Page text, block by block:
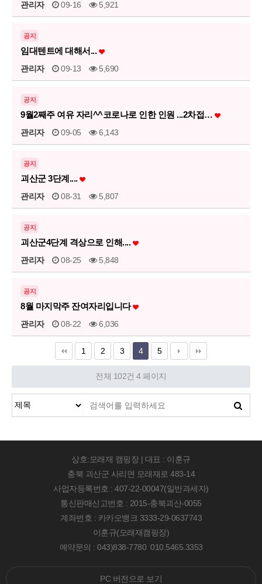
관리자 09-16 5,921
공지
임대텐트에 대해서...
관리자 09-13 5,690
공지
9월2째주 여유 자리^^코로나로 인한 인원 ...2차접…
관리자 09-05 6,143
공지
괴산군 3단계....
관리자 08-31 5,807
공지
괴산군4단계 격상으로 인해....
관리자 08-25 5,848
공지
8월 마지막주 잔여자리입니다
관리자 08-22 6,036
1 2 3 4 5
전체 102건 4 페이지
상호:모래재 캠핑장 | 대표 : 이훈규
충북 괴산군 사리면 모래재로 483-14
사업자등록번호 : 407-22-00047(일반과세자)
통신판매신고번호 : 2015-충북괴산-0055
계좌번호 : 카카오뱅크 3333-29-0637743
이훈규(모래재캠핑장)
예약문의 : 043)838-7780 010.5465.3353
PC 버전으로 보기